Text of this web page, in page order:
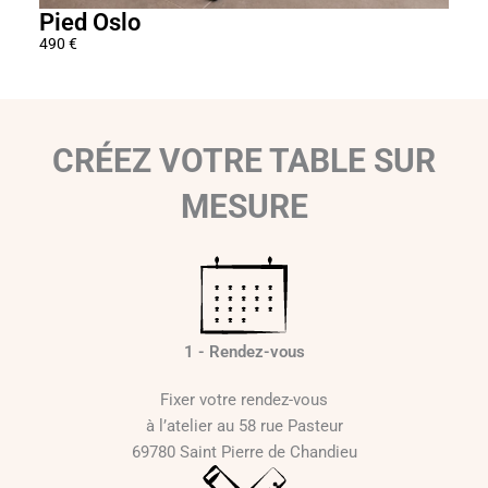
Pied Oslo
490 €
CRÉEZ VOTRE TABLE SUR
MESURE
1 - Rendez-vous
Fixer votre rendez-vous
à l’atelier au 58 rue Pasteur
69780 Saint Pierre de Chandieu